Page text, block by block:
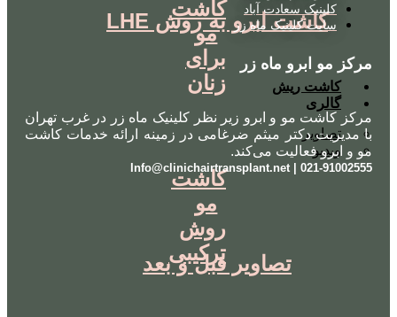
کاشت ابرو به روش LHE
کاشت ریش
گالری
تصاویر
ویدیو
تصاویر قبل و بعد
کاشت
مو
برای
زنان
کاشت
مو
روش
ترکیبی
کلینیک سعادت آباد
سایت کلینیک ماه زر
مرکز مو ابرو ماه زر
مرکز کاشت مو و ابرو زیر نظر کلینیک ماه زر در غرب تهران
با مدیریت دکتر میثم ضرغامی در زمینه ارائه خدمات کاشت
مو و ابرو فعالیت می‌کند.
021-91002555 | Info@clinichairtransplant.net